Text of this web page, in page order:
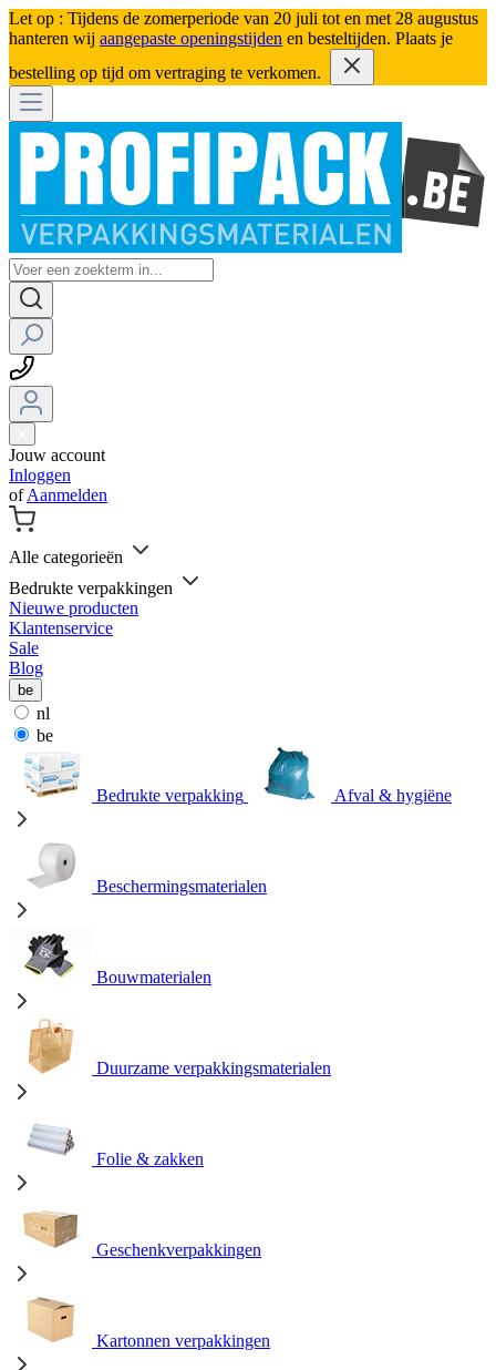
Let op : Tijdens de zomerperiode van 20 juli tot en met 28 augustus
hanteren wij aangepaste openingstijden en besteltijden. Plaats je
bestelling op tijd om vertraging te verkomen.
Jouw account
Inloggen
ofAanmelden
Alle categorieën
Bedrukte verpakkingen
Nieuwe producten
Klantenservice
Sale
Blog
be
nl
be
Bedrukte verpakking Afval & hygiëne
Beschermingsmaterialen
Bouwmaterialen
Duurzame verpakkingsmaterialen
Folie & zakken
Geschenkverpakkingen
Kartonnen verpakkingen